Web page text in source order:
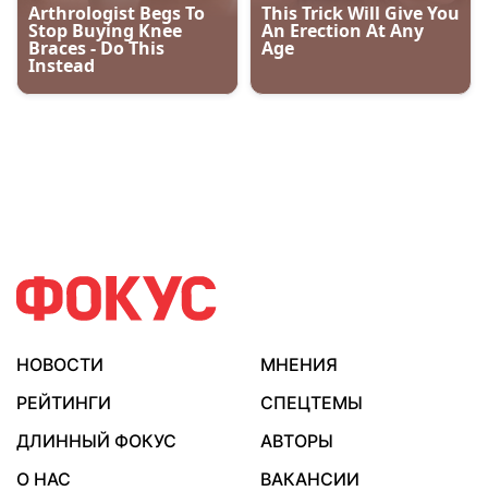
НОВОСТИ
МНЕНИЯ
РЕЙТИНГИ
СПЕЦТЕМЫ
ДЛИННЫЙ ФОКУС
АВТОРЫ
О НАС
ВАКАНСИИ